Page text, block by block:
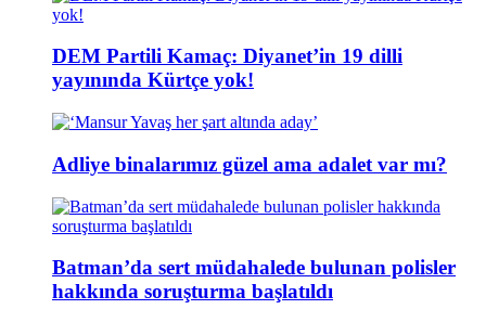
DEM Partili Kamaç: Diyanet’in 19 dilli
yayınında Kürtçe yok!
Adliye binalarımız güzel ama adalet var mı?
Batman’da sert müdahalede bulunan polisler
hakkında soruşturma başlatıldı